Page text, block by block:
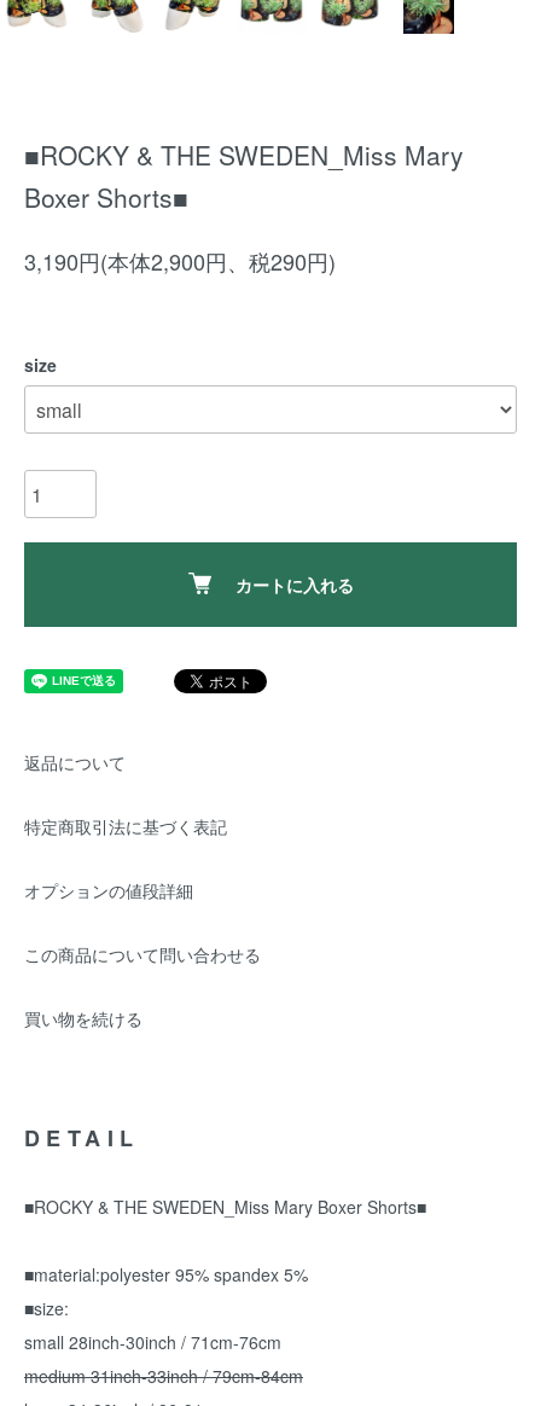
■ROCKY & THE SWEDEN_Miss Mary
Boxer Shorts■
3,190円(本体2,900円、税290円)
size
カートに入れる
返品について
特定商取引法に基づく表記
オプションの値段詳細
この商品について問い合わせる
買い物を続ける
DETAIL
■ROCKY & THE SWEDEN_Miss Mary Boxer Shorts■
■material:polyester 95% spandex 5%
■size:
small 28inch-30inch / 71cm-76cm
medium 31inch-33inch / 79cm-84cm